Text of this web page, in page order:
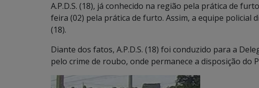
A.P.D.S. (18), já conhecido na região pela prática de
feira (02) pela prática de furto. Assim, a equipe policial
(18).
Diante dos fatos, A.P.D.S. (18) foi conduzido para a
pelo crime de roubo, onde permanece a disposição do